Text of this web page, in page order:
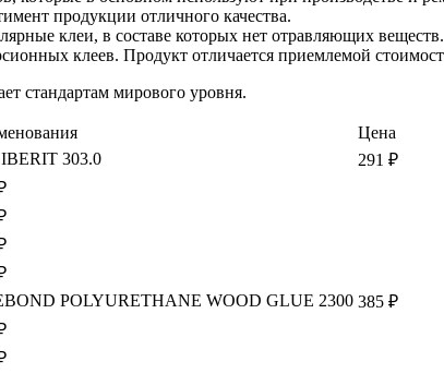
продукции отличного качества.
клеи, в составе которых нет отравляющих веществ.
клеев. Продукт отличается приемлемой
стандартам мирового уровня.
Цена
303.0
291 ₽
POLYURETHANE WOOD GLUE 2300 385 ₽